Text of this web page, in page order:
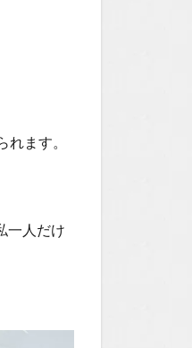
ます。
一人だけ